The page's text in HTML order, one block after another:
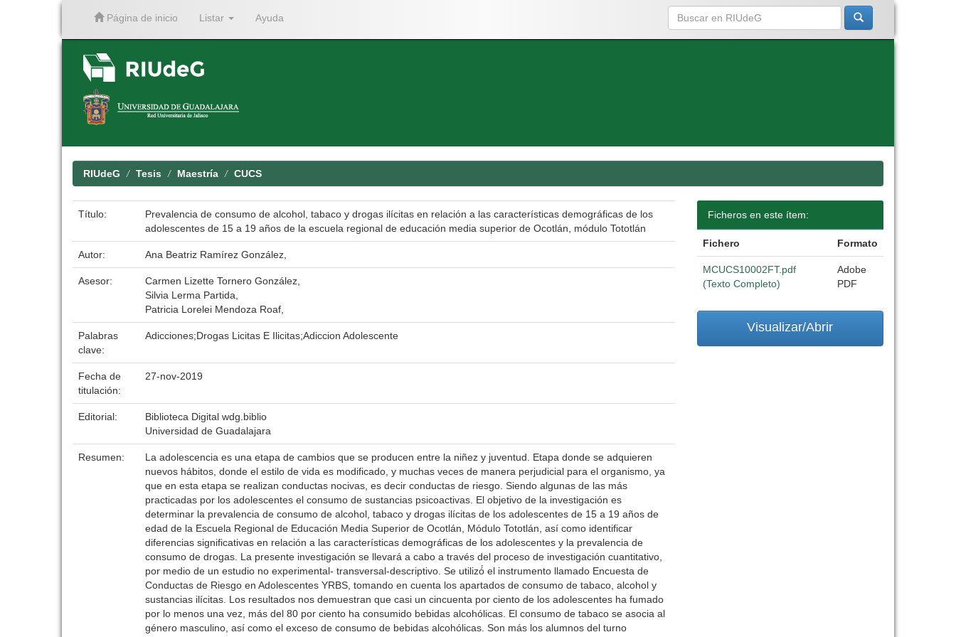
Página de inicio Listar Ayuda
RIUdeG Tesis Maestría CUCS
Título:
Prevalencia de consumo de alcohol, tabaco y drogas ilícitas en relación a las características demográficas de los
adolescentes de 15 a 19 años de la escuela regional de educación media superior de Ocotlán, módulo Tototlán
Autor: Ana Beatriz Ramírez González,
Asesor:
Carmen Lizette Tornero González,
Silvia Lerma Partida,
Patricia Lorelei Mendoza Roaf,
Palabras
clave:
Adicciones;Drogas Licitas E Ilicitas;Adiccion Adolescente
Fecha de
titulación:
27-nov-2019
Editorial:
Biblioteca Digital wdg.biblio
Universidad de Guadalajara
Resumen:
La adolescencia es una etapa de cambios que se producen entre la niñez y juventud. Etapa donde se adquieren
nuevos hábitos, donde el estilo de vida es modificado, y muchas veces de manera perjudicial para el organismo, ya
que en esta etapa se realizan conductas nocivas, es decir conductas de riesgo. Siendo algunas de las más
practicadas por los adolescentes el consumo de sustancias psicoactivas. El objetivo de la investigación es
determinar la prevalencia de consumo de alcohol, tabaco y drogas ilícitas de los adolescentes de 15 a 19 años de
edad de la Escuela Regional de Educación Media Superior de Ocotlán, Módulo Tototlán, así como identificar
diferencias significativas en relación a las características demográficas de los adolescentes y la prevalencia de
consumo de drogas. La presente investigación se llevará a cabo a través del proceso de investigación cuantitativo,
por medio de un estudio no experimental- transversal-descriptivo. Se utilizó́ el instrumento llamado Encuesta de
Conductas de Riesgo en Adolescentes YRBS, tomando en cuenta los apartados de consumo de tabaco, alcohol y
sustancias ilícitas. Los resultados nos demuestran que casi un cincuenta por ciento de los adolescentes ha fumado
por lo menos una vez, más del 80 por ciento ha consumido bebidas alcohólicas. El consumo de tabaco se asocia al
género masculino, así como el exceso de consumo de bebidas alcohólicas. Son más los alumnos del turno
Ficheros en este ítem:
Fichero Formato
MCUCS10002FT.pdf
(Texto Completo)
Adobe
PDF
Visualizar/Abrir